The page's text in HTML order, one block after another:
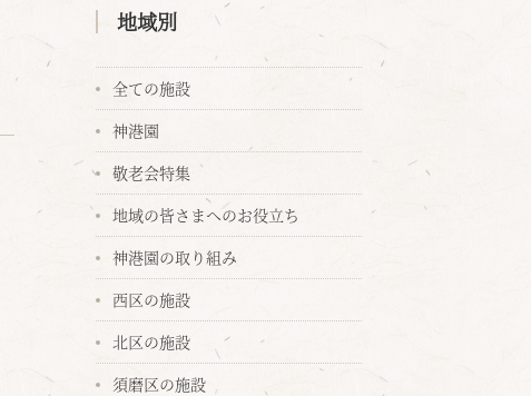
地域別
全ての施設
神港園
敬老会特集
地域の皆さまへのお役立ち
神港園の取り組み
西区の施設
北区の施設
須磨区の施設